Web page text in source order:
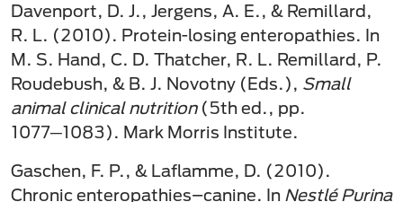
Davenport, D. J., Jergens, A. E., & Remillard,
R. L. (2010). Protein-losing enteropathies. In
M. S. Hand, C. D. Thatcher, R. L. Remillard, P.
Roudebush, & B. J. Novotny (Eds.), Small
animal clinical nutrition(5th ed., pp.
1077─1083). Mark Morris Institute.
Gaschen, F. P., & Laflamme, D. (2010).
Chronic enteropathies–canine. In Nestlé Purina